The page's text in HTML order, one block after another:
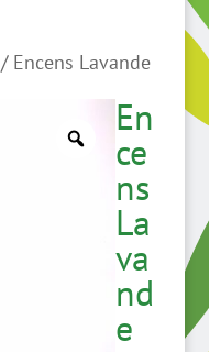
/ Encens Lavande
En
ce
ns
La
va
nd
e